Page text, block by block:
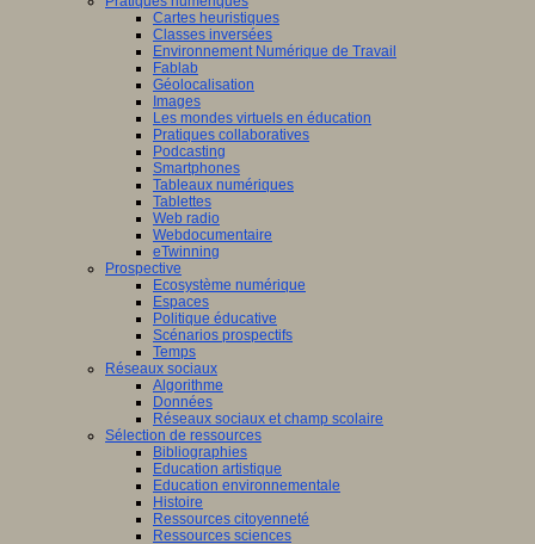
Cartes heuristiques
Classes inversées
Environnement Numérique de Travail
Fablab
Géolocalisation
Images
Les mondes virtuels en éducation
Pratiques collaboratives
Podcasting
Smartphones
Tableaux numériques
Tablettes
Web radio
Webdocumentaire
eTwinning
Prospective
Ecosystème numérique
Espaces
Politique éducative
Scénarios prospectifs
Temps
Réseaux sociaux
Algorithme
Données
Réseaux sociaux et champ scolaire
Sélection de ressources
Bibliographies
Education artistique
Education environnementale
Histoire
Ressources citoyenneté
Ressources sciences